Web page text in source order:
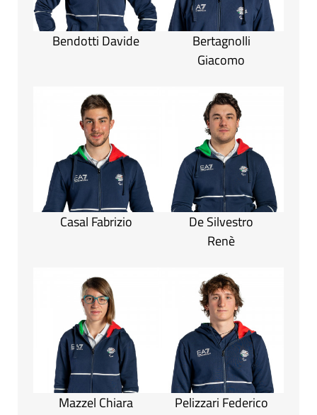
Bendotti Davide
Bertagnolli
Giacomo
Casal Fabrizio
De Silvestro
Renè
Mazzel Chiara Pelizzari Federico